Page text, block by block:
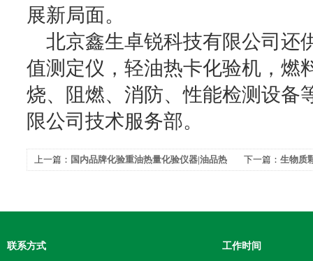
展新局面。
北京鑫生卓锐科技有限公司还
值测定仪，轻油热卡化验机，燃
烧、阻燃、消防、性能检测设备
限公司技术服务部。
上一篇： 国内品牌化验重油热量化验仪器|油品热
下一篇： 生物质
联系方式 工作时间